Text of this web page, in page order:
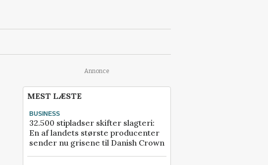
Annonce
MEST LÆSTE
BUSINESS
32.500 stipladser skifter slagteri:
En af landets største producenter
sender nu grisene til Danish Crown